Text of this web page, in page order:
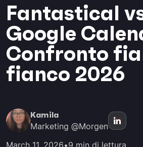
Fantastical
Google
Confronto
fianco 2026
Kamila
Marketing @Morgen
March 11, 2026•9 min di lettura